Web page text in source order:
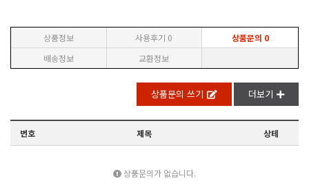
상품정보 사용후기 0 상품문의 0
배송정보
교환정보
상품문의 쓰기 더보기
번호 제목 상테
상품문의가 없습니다.